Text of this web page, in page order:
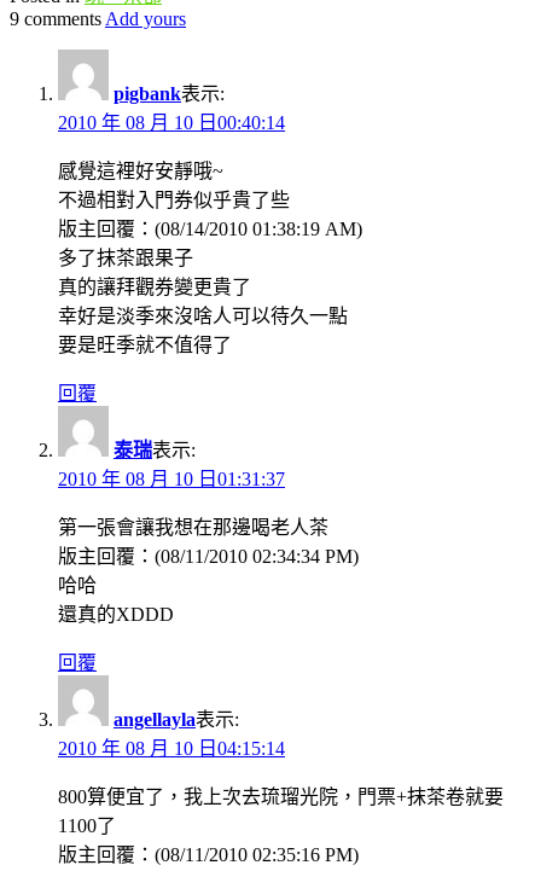
9 comments Add yours
pigbank表示:
2010 年 08 月 10 日00:40:14
感覺這裡好安靜哦~
不過相對入門券似乎貴了些
版主回覆：(08/14/2010 01:38:19 AM)
多了抹茶跟果子
真的讓拜觀券變更貴了
幸好是淡季來沒啥人可以待久一點
要是旺季就不值得了
回覆
泰瑞表示:
2010 年 08 月 10 日01:31:37
第一張會讓我想在那邊喝老人茶
版主回覆：(08/11/2010 02:34:34 PM)
哈哈
還真的XDDD
回覆
angellayla表示:
2010 年 08 月 10 日04:15:14
800算便宜了，我上次去琉瑠光院，門票+抹茶卷就要
1100了
版主回覆：(08/11/2010 02:35:16 PM)